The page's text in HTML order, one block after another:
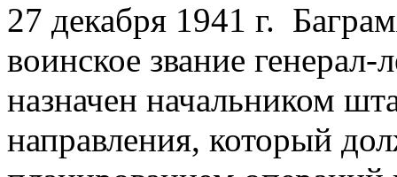
27 декабря 1941 г.
воинское звание
назначен начальником
направления, который